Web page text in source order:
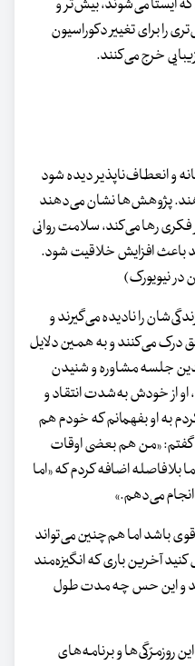
که ایستا می‌شوند، بیش‌تر و
را برای تغییر دکوراسیون
خرج می‌کنند.
و انعطاف‌ناپذیر دیده شود
پژوهش‌ها نشان می‌دهند
فکری رها می‌کند، سلامت روانی
باعث افزایش خلاقیت شود.
در نیویورک)
را نادیده می‌گیرند و
درک می‌کنند و به همین دلایل
جلسه مشاوره و شنیدن
از خودش به‌شدت انتقاد و
به او بفهمانم که خودم هم
گفتم: «من هم بعضی اوقات
بلافاصله اضافه کردم که «اما
انجام می‌دهم.»
باشد اما هم‌چنین می‌تواند
آخرین‌ باری که انگیزه‌مند
و این حس چه مدت طول
روزمرّگی‌ها و برنامه‌های